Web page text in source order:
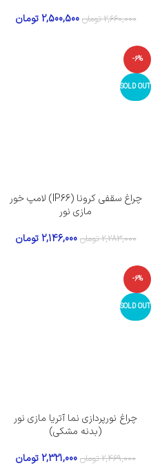
2,660,000 تومان 2,500,500 تومان
-6%
SOLD OUT
چراغ سقفی کرونا (IP66) لامپ خور
مازی نور
2,283,000 تومان 2,146,000 تومان
-6%
SOLD OUT
چراغ نورپردازی نما آتریا مازی نور
(بدنه مشکی)
2,469,000 تومان 2,321,000تومان